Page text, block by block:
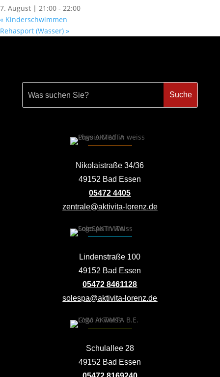
7. August | 21:00 - 22:00
« Kinderschwimmen
Rehasport (Wasser) »
Nikolaistraße 34/36
49152 Bad Essen
05472 4405
zentrale@aktivita-lorenz.de
Lindenstraße 100
49152 Bad Essen
05472 8461128
solespa@aktivita-lorenz.de
Schulallee 28
49152 Bad Essen